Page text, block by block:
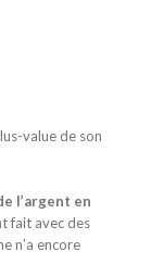
value de son
l’argent en
fait avec des
n’a encore